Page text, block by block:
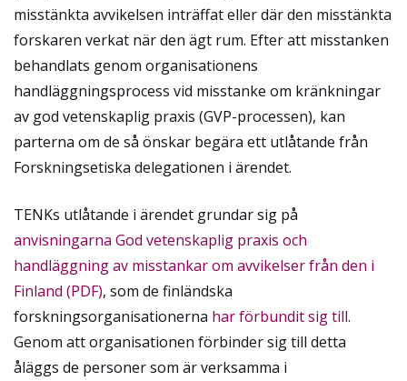
misstänkta avvikelsen inträffat eller där den misstänkta
forskaren verkat när den ägt rum. Efter att misstanken
behandlats genom organisationens
handläggningsprocess vid misstanke om kränkningar
av god vetenskaplig praxis (GVP-processen), kan
parterna om de så önskar begära ett utlåtande från
Forskningsetiska delegationen i ärendet.
TENKs utlåtande i ärendet grundar sig på
anvisningarna God vetenskaplig praxis och
handläggning av misstankar om avvikelser från den i
Finland (PDF), som de finländska
forskningsorganisationerna har förbundit sig till.
Genom att organisationen förbinder sig till detta
åläggs de personer som är verksamma i